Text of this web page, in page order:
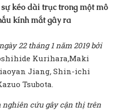
kéo dài trục trong một mô
kính mắt gây ra
22 tháng 1 năm 2019 bởi
Kurihara,Maki
Jiang, Shin-ichi
Tsubota.
nghiên cứu gây cận thị trên